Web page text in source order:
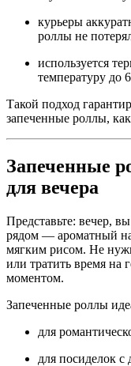
курьеры
роллы не
используется
температуру до
Такой подход
запеченные роллы,
Запеченные
для вечера
Представьте: вечер,
рядом — ароматный
мягким рисом. Не
или тратить время на
моментом.
Запеченные роллы
для
для посиделок с